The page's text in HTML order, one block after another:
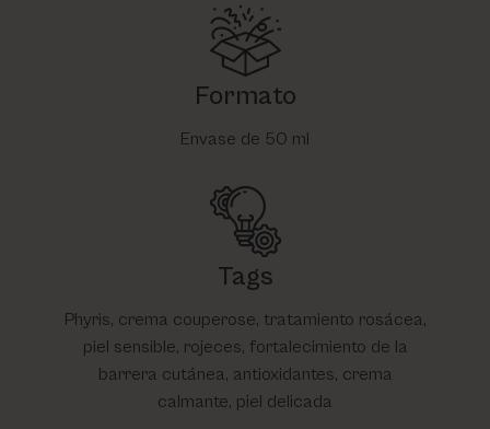
Formato
Envase de 50 ml
Tags
Phyris, crema couperose, tratamiento rosácea,
piel sensible, rojeces, fortalecimiento de la
barrera cutánea, antioxidantes, crema
calmante, piel delicada